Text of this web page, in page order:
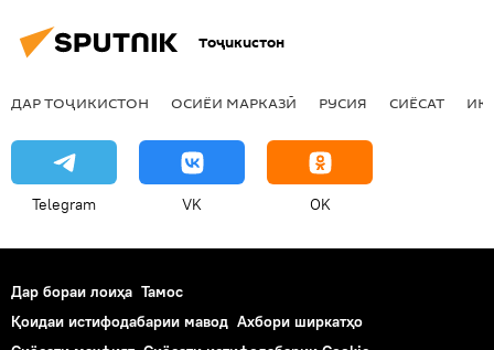
Тоҷикистон
ДАР ТОҶИКИСТОН ОСИЁИ МАРКАЗӢ РУСИЯ СИЁСАТ
Telegram VK OK
Дар бораи лоиҳа Тамос
Қоидаи истифодабарии мавод Ахбори ширкатҳо